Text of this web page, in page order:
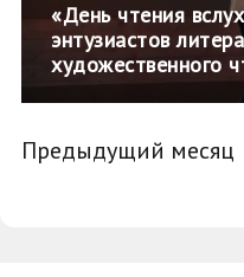
«День чтения
энтузиастов
художественного
Предыдущий месяц